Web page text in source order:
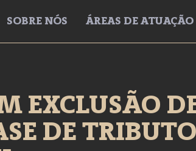
SOBRE NÓS ÁREAS DE ATUAÇÃO
EXCLUSÃO
DE